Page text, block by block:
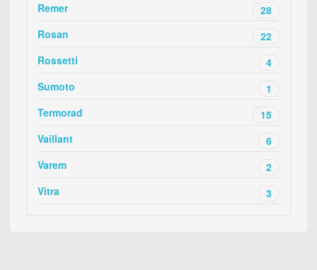
Remer
28
Rosan
22
Rossetti
4
Sumoto
1
Termorad
15
Vaillant
6
Varem
2
Vitra
3